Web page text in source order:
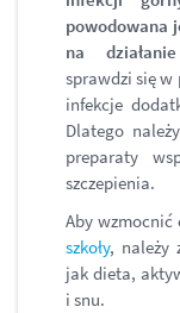
powodowana
na
sprawdzi się w
infekcje
Dlatego
preparaty
szczepienia.
Aby wzmocnić
szkoły, należy
jak dieta,
i snu.